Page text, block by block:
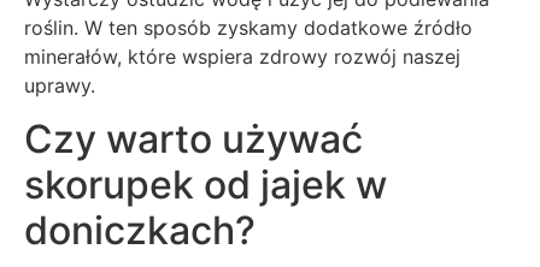
roślin. W ten sposób zyskamy dodatkowe źródło
minerałów, które wspiera zdrowy rozwój naszej
uprawy.
Czy warto używać
skorupek od jajek w
doniczkach?